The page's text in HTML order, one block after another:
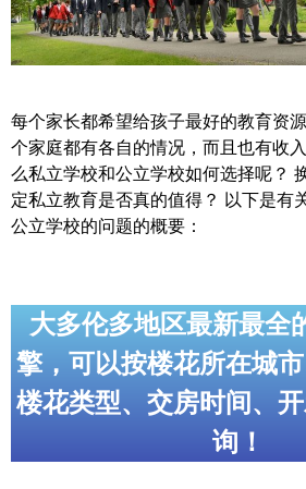
楼花大全
楼花地图
楼花转让专区
多伦多市中心楼花项目
怡陶碧谷楼花项目
北约克楼花项目
世嘉堡楼花项目
每个家长都希望给孩子最好的教育资
个家庭都有各自的情况，而且也有收
么私立学校和公立学校如何选择呢？
定私立教育是否真的值得？ 以下是有
公立学校的问题的概要：
大多伦多地区最新最全
擎，可以按楼花所在城市
楼花类型、交房时间、
询！